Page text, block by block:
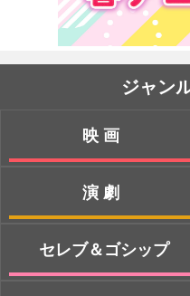
ジャン
映画
演劇
セレブ＆ゴシップ